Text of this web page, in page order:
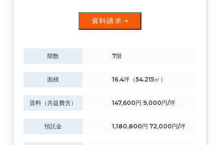
資料請求
階数 7階
面積 16.4坪（54.215㎡）
賃料（共益費含） 147,600円 9,000円/坪
預託金 1,180,800円 72,000円/坪